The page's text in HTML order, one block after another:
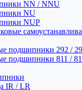
NN / NNU
NU
NUP
подшипники 292 /
подшипники 811 /
IR / LR